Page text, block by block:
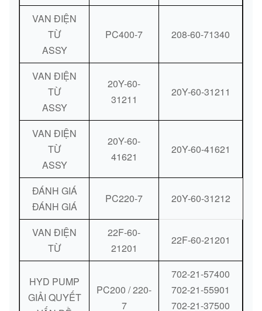
VAN ĐIỆN
TỪ
ASSY
PC400-7 208-60-71340
VAN ĐIỆN
TỪ
ASSY
20Y-60-
31211
20Y-60-31211
VAN ĐIỆN
TỪ
ASSY
20Y-60-
41621
20Y-60-41621
ĐÁNH GIÁ
ĐÁNH GIÁ
PC220-7 20Y-60-31212
VAN ĐIỆN
TỪ
22F-60-
21201
22F-60-21201
HYD PUMP
GIẢI QUYẾT
PC200 / 220-
7
702-21-57400
702-21-55901
702-21-37500